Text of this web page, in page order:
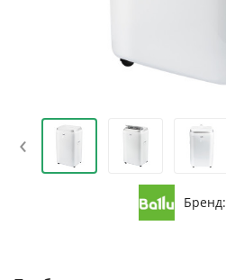
‹
Бренд: